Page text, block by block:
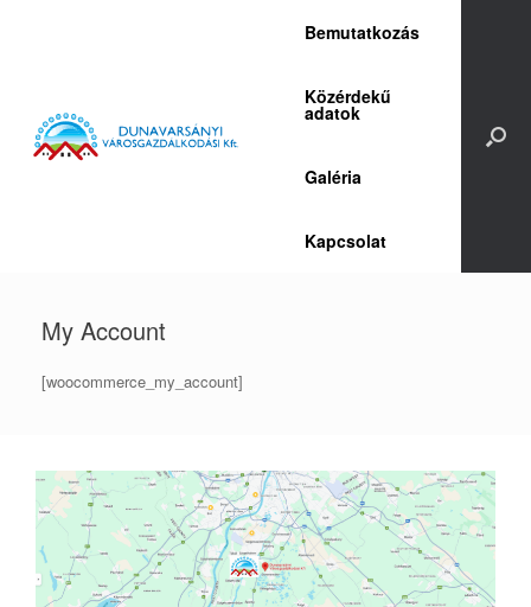
Bemutatkozás
Közérdekű
adatok
Galéria
Kapcsolat
My Account
[woocommerce_my_account]